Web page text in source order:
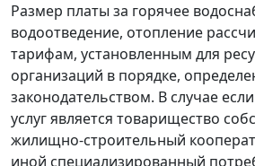
Размер платы за горячее
водоотведение, отопление
тарифам, установленным для
организаций в порядке,
законодательством. В случае
услуг является товарищество
жилищно-строительный
иной специализированный